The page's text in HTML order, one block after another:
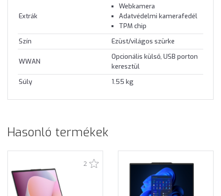
Extrák
Webkamera
Adatvédelmi kamerafedél
TPM chip
Szín
Ezüst/világos szürke
WWAN
Opcionális külső, USB porton
keresztül
Súly
1.55 kg
Hasonló termékek
2